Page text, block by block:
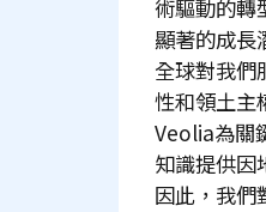
術驅動的轉
顯著的成長
全球對我們
性和領土主
Veolia為關
知識提供因
因此，我們